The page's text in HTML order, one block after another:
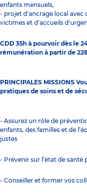
enfants mensuels,
- projet d'ancrage local avec
victimes et d'accueils
CDD 35h à pourvoir dès le
rémunération à partir de
PRINCIPALES MISSIONS
pratiques de soins et de
- Assurez un rôle de
enfants, des familles et de
justes
- Prévenir sur l’état de
- Conseiller et former vos